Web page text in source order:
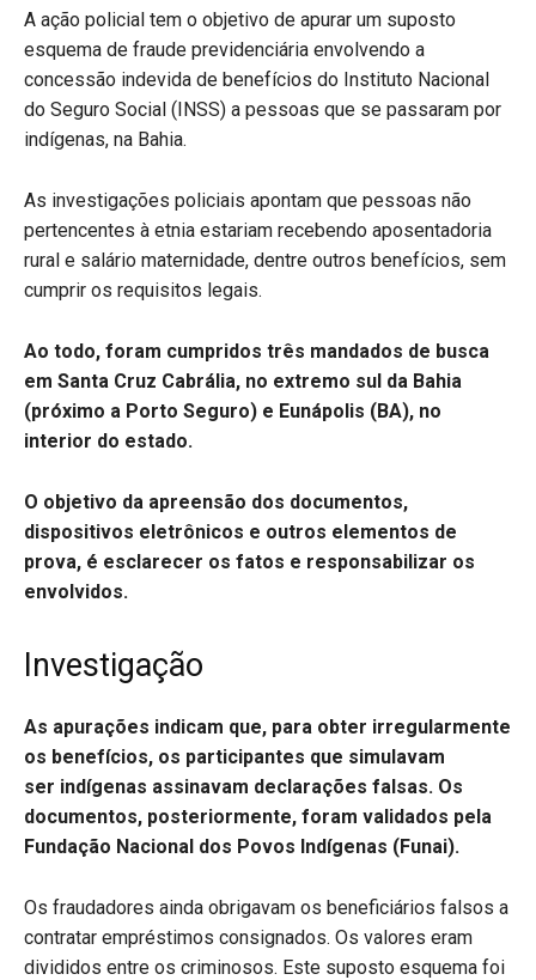
A ação policial tem o objetivo de apurar um suposto
esquema de fraude previdenciária envolvendo a
concessão indevida de benefícios do Instituto Nacional
do Seguro Social (INSS) a pessoas que se passaram por
indígenas, na Bahia.
As investigações policiais apontam que pessoas não
pertencentes à etnia estariam recebendo aposentadoria
rural e salário maternidade, dentre outros benefícios, sem
cumprir os requisitos legais.
Ao todo, foram cumpridos três mandados de busca
em Santa Cruz Cabrália, no extremo sul da Bahia
(próximo a Porto Seguro) e Eunápolis (BA), no
interior do estado.
O objetivo da apreensão dos documentos,
dispositivos eletrônicos e outros elementos de
prova, é esclarecer os fatos e responsabilizar os
envolvidos.
Investigação
As apurações indicam que, para obter irregularmente
os benefícios, os participantes que simulavam
ser indígenas assinavam declarações falsas. Os
documentos, posteriormente, foram validados pela
Fundação Nacional dos Povos Indígenas (Funai).
Os fraudadores ainda obrigavam os beneficiários falsos a
contratar empréstimos consignados. Os valores eram
divididos entre os criminosos. Este suposto esquema foi